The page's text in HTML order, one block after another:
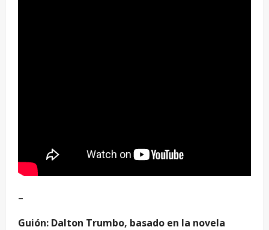
–
Guión: Dalton Trumbo, basado en la novela